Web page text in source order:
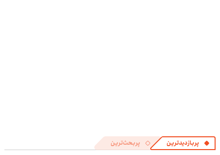
پربازدیدترین پربحث‌ترین